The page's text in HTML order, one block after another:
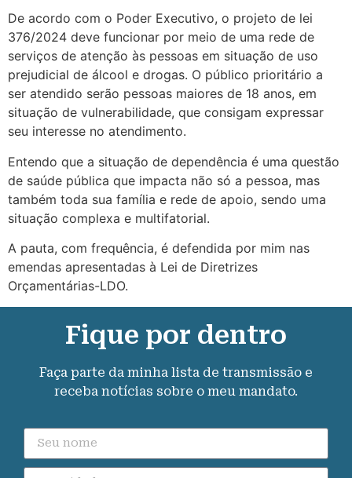
De acordo com o Poder Executivo, o projeto de lei
376/2024 deve funcionar por meio de uma rede de
serviços de atenção às pessoas em situação de uso
prejudicial de álcool e drogas. O público prioritário a
ser atendido serão pessoas maiores de 18 anos, em
situação de vulnerabilidade, que consigam expressar
seu interesse no atendimento.
Entendo que a situação de dependência é uma questão
de saúde pública que impacta não só a pessoa, mas
também toda sua família e rede de apoio, sendo uma
situação complexa e multifatorial.
A pauta, com frequência, é defendida por mim nas
emendas apresentadas à Lei de Diretrizes
Orçamentárias-LDO.
Fique por dentro
Faça parte da minha lista de transmissão e
receba notícias sobre o meu mandato.